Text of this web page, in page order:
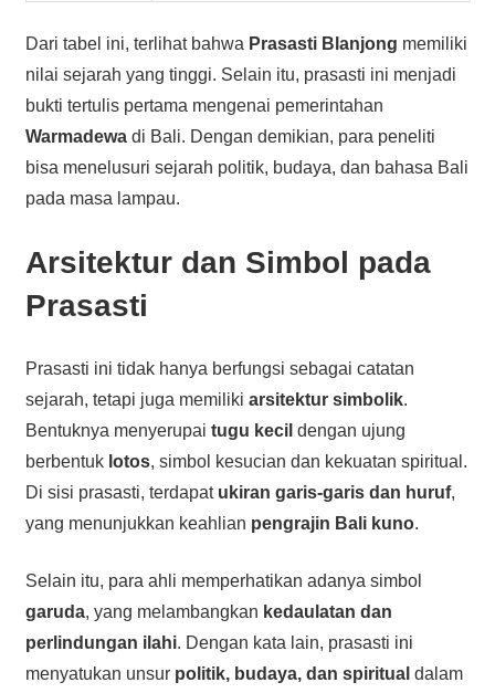
Dari tabel ini, terlihat bahwa Prasasti Blanjong memiliki
nilai sejarah yang tinggi. Selain itu, prasasti ini menjadi
bukti tertulis pertama mengenai pemerintahan
Warmadewadi Bali. Dengan demikian, para peneliti
bisa menelusuri sejarah politik, budaya, dan bahasa Bali
pada masa lampau.
Arsitektur dan Simbol pada
Prasasti
Prasasti ini tidak hanya berfungsi sebagai catatan
sejarah, tetapi juga memiliki arsitektur simbolik.
Bentuknya menyerupai tugu kecil dengan ujung
berbentuk lotos, simbol kesucian dan kekuatan spiritual.
Di sisi prasasti, terdapat ukiran garis-garis dan huruf,
yang menunjukkan keahlian pengrajin Bali kuno.
Selain itu, para ahli memperhatikan adanya simbol
garuda, yang melambangkan kedaulatan dan
perlindungan ilahi. Dengan kata lain, prasasti ini
menyatukan unsur politik, budaya, dan spiritual dalam